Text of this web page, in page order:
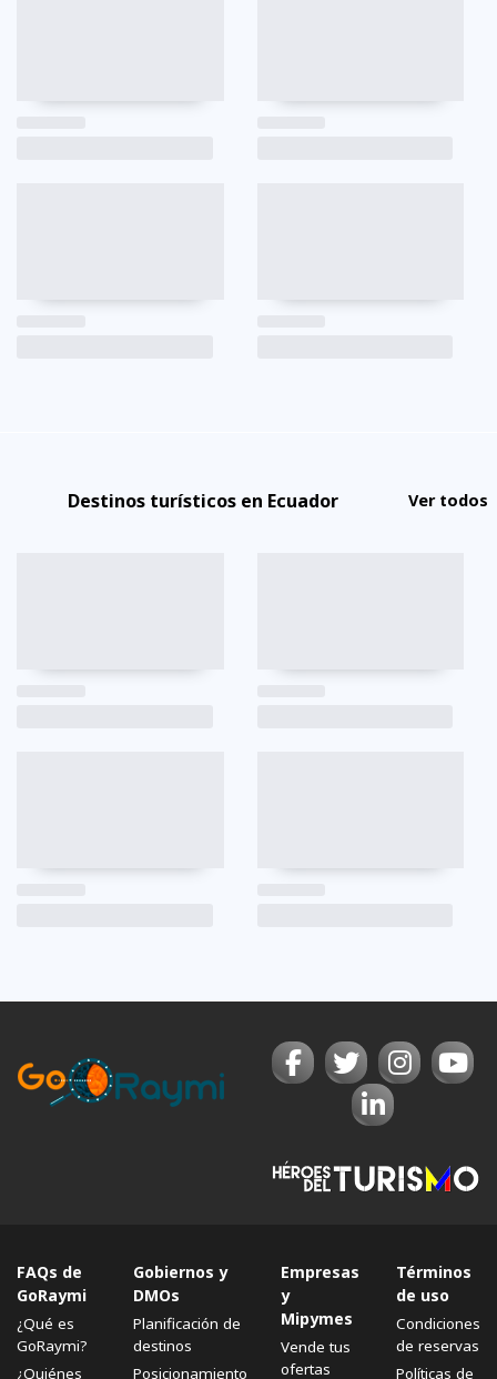
Destinos turísticos en Ecuador Ver todos
FAQs de
GoRaymi
¿Qué es
GoRaymi?
¿Quiénes
Gobiernos y
DMOs
Planificación de
destinos
Posicionamiento
Empresas
y
Mipymes
Vende tus
ofertas
Términos
de uso
Condiciones
de reservas
Políticas de